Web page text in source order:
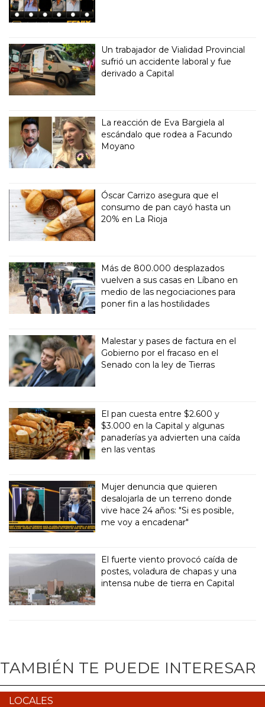
Un trabajador de Vialidad Provincial
sufrió un accidente laboral y fue
derivado a Capital
La reacción de Eva Bargiela al
escándalo que rodea a Facundo
Moyano
Óscar Carrizo asegura que el
consumo de pan cayó hasta un
20% en La Rioja
Más de 800.000 desplazados
vuelven a sus casas en Líbano en
medio de las negociaciones para
poner fin a las hostilidades
Malestar y pases de factura en el
Gobierno por el fracaso en el
Senado con la ley de Tierras
El pan cuesta entre $2.600 y
$3.000 en la Capital y algunas
panaderías ya advierten una caída
en las ventas
Mujer denuncia que quieren
desalojarla de un terreno donde
vive hace 24 años: "Si es posible,
me voy a encadenar"
El fuerte viento provocó caída de
postes, voladura de chapas y una
intensa nube de tierra en Capital
TAMBIÉN TE PUEDE INTERESAR
LOCALES